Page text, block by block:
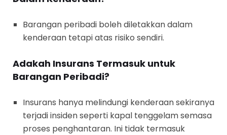
Barangan peribadi boleh diletakkan dalam
kenderaan tetapi atas risiko sendiri.
Adakah Insurans Termasuk untuk
Barangan Peribadi?
Insurans hanya melindungi kenderaan sekiranya
terjadi insiden seperti kapal tenggelam semasa
proses penghantaran. Ini tidak termasuk